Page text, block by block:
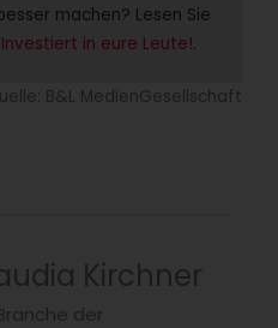
machen? Lesen Sie
Investiert in eure Leute!.
B&L MedienGesellschaft
Kirchner
der